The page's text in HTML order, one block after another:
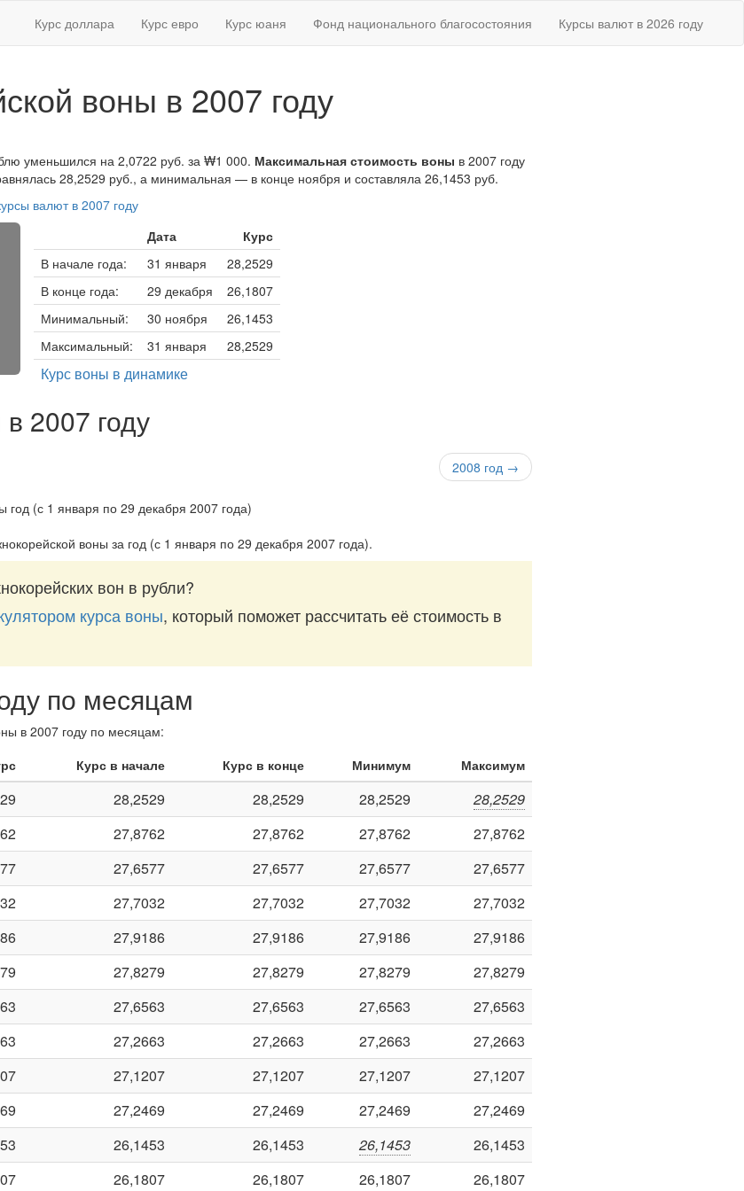
Курс доллара Курс евро Курс юаня Фонд национального благосостояния Курсы валют в 2026 году
воны в 2007 году
уменьшился на 2,0722 руб. за ₩1 000. Максимальная стоимость воны в 2007 году
28,2529 руб., а минимальная — в конце ноября и составляла 26,1453 руб.
валют в 2007 году
Дата
Курс
В начале года:
31 января
28,2529
В конце года:
29 декабря
26,1807
Минимальный:
30 ноября
26,1453
Максимальный:
31 января 28,2529
Курс воны в динамике
2007 году
2008 год →
воны за год (с 1 января по 29 декабря 2007 года).
вон в рубли?
курса воны, который поможет рассчитать её стоимость в
по месяцам
в 2007 году по месяцам:
Курс в начале Курс в конце Минимум Максимум
28,2529 28,2529 28,2529
28,2529
27,8762 27,8762 27,8762
27,8762
27,6577 27,6577 27,6577
27,6577
27,7032 27,7032 27,7032
27,7032
27,9186 27,9186 27,9186
27,9186
27,8279 27,8279 27,8279
27,8279
27,6563 27,6563 27,6563
27,6563
27,2663 27,2663 27,2663
27,2663
27,1207 27,1207 27,1207
27,1207
27,2469 27,2469 27,2469
27,2469
26,1453 26,1453 26,1453
26,1453
26,1807 26,1807 26,1807 26,1807